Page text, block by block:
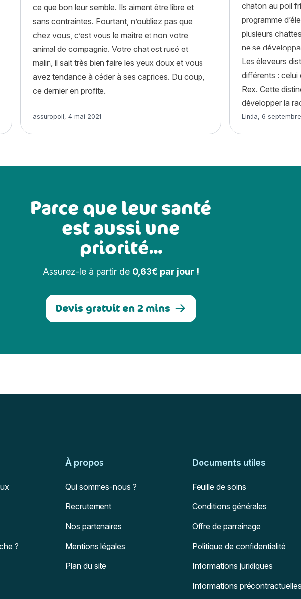
ce que bon leur semble. Ils aiment être libre et
sans contraintes. Pourtant, n’oubliez pas que
chez vous, c’est vous le maître et non votre
animal de compagnie. Votre chat est rusé et
malin, il sait très bien faire les yeux doux et vous
avez tendance à céder à ses caprices. Du coup,
ce dernier en profite.
Article rédigé par
assuropoil,4 mai 2021
chaton au poil
programme
plusieurs
ne se
Les éleveurs
différents : celui
Rex. Cette
développer la
Article rédigé par
Linda, 6
Parce que leur santé
est aussi une
priorité...
Assurez-le à partir de 0,63€ par jour !
Devis gratuit en 2 mins
?
À propos
Qui sommes-nous ?
Recrutement
Nos partenaires
Mentions légales
Plan du site
Documents utiles
Feuille de soins
Conditions générales
Offre de parrainage
Politique de confidentialité
Informations juridiques
Informations précontractuelles